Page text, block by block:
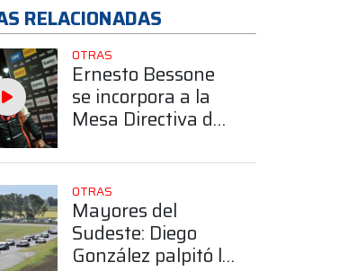
RELACIONADAS
OTRAS
Ernesto Bessone
se incorpora a la
Mesa Directiva de
OTRAS
Mayores del
Sudeste: Diego
González palpitó la